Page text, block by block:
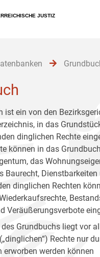
JUSTIZ
ist ein von den
in das
dinglichen Rechte
können in das
das
Baurecht,
dinglichen Rechten
Veräußerungsverbote
des Grundbuchs liegt vor
Rechte nur
erworben werden können